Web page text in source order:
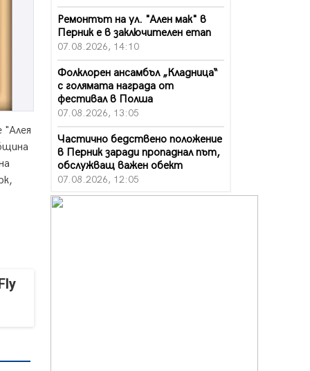
Ремонтът на ул. "Ален мак" в
Перник е в заключителен етап
07.08.2026, 14:10
Фолклорен ансамбъл „Кладница“
с голямата награда от
фестивал в Полша
07.08.2026, 13:05
Частично бедствено положение
в Перник заради пропаднал път,
обслужващ важен обект
07.08.2026, 12:05
Да отговорим на жегите с филм